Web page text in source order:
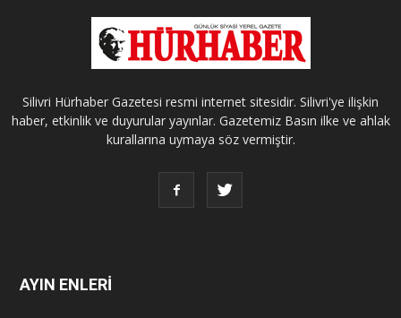
Silivri Hürhaber Gazetesi resmi internet sitesidir. Silivri'ye ilişkin
haber, etkinlik ve duyurular yayınlar. Gazetemiz Basın ilke ve ahlak
kurallarına uymaya söz vermiştir.
AYIN ENLERİ